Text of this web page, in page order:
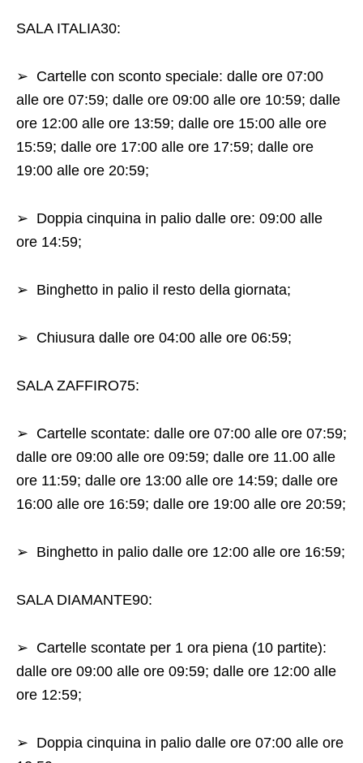
SALA ITALIA30:
➢ Cartelle con sconto speciale: dalle ore 07:00
alle ore 07:59; dalle ore 09:00 alle ore 10:59; dalle
ore 12:00 alle ore 13:59; dalle ore 15:00 alle ore
15:59; dalle ore 17:00 alle ore 17:59; dalle ore
19:00 alle ore 20:59;
➢ Doppia cinquina in palio dalle ore: 09:00 alle
ore 14:59;
➢ Binghetto in palio il resto della giornata;
➢ Chiusura dalle ore 04:00 alle ore 06:59;
SALA ZAFFIRO75:
➢ Cartelle scontate: dalle ore 07:00 alle ore 07:59;
dalle ore 09:00 alle ore 09:59; dalle ore 11.00 alle
ore 11:59; dalle ore 13:00 alle ore 14:59; dalle ore
16:00 alle ore 16:59; dalle ore 19:00 alle ore 20:59;
➢ Binghetto in palio dalle ore 12:00 alle ore 16:59;
SALA DIAMANTE90:
➢ Cartelle scontate per 1 ora piena (10 partite):
dalle ore 09:00 alle ore 09:59; dalle ore 12:00 alle
ore 12:59;
➢ Doppia cinquina in palio dalle ore 07:00 alle ore